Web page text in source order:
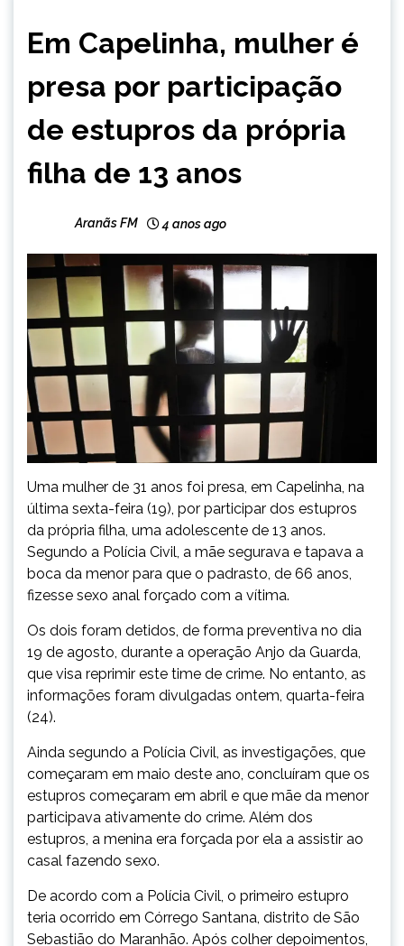
MINAS
NOTÍCIAS
Em Capelinha, mulher é
presa por participação
de estupros da própria
filha de 13 anos
Aranãs FM 4 anos ago
Uma mulher de 31 anos foi presa, em Capelinha, na
última sexta-feira (19), por participar dos estupros
da própria filha, uma adolescente de 13 anos.
Segundo a Polícia Civil, a mãe segurava e tapava a
boca da menor para que o padrasto, de 66 anos,
fizesse sexo anal forçado com a vítima.
Os dois foram detidos, de forma preventiva no dia
19 de agosto, durante a operação Anjo da Guarda,
que visa reprimir este time de crime. No entanto, as
informações foram divulgadas ontem, quarta-feira
(24).
Ainda segundo a Polícia Civil, as investigações, que
começaram em maio deste ano, concluíram que os
estupros começaram em abril e que mãe da menor
participava ativamente do crime. Além dos
estupros, a menina era forçada por ela a assistir ao
casal fazendo sexo.
De acordo com a Polícia Civil, o primeiro estupro
teria ocorrido em Córrego Santana, distrito de São
Sebastião do Maranhão. Após colher depoimentos,